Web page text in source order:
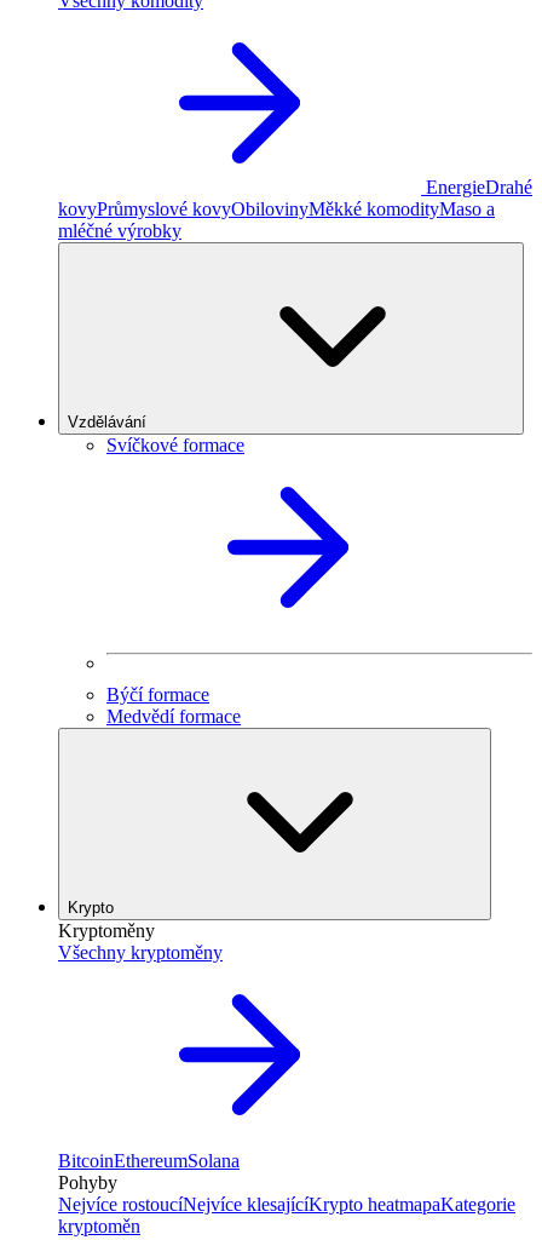
EnergieDrahé
kovyPrůmyslové kovyObilovinyMěkké komodityMaso a
mléčné výrobky
Vzdělávání
Svíčkové formace
Býčí formace
Medvědí formace
Krypto
Kryptoměny
Všechny kryptoměny
BitcoinEthereumSolana
Pohyby
Nejvíce rostoucíNejvíce klesajícíKrypto heatmapaKategorie
kryptoměn